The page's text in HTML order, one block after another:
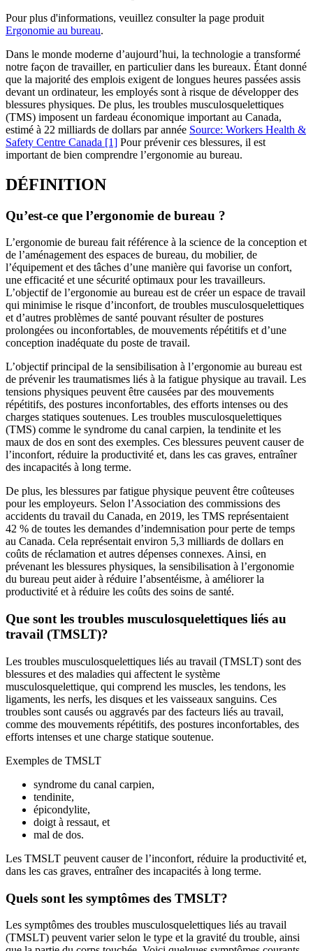
Pour plus d'informations, veuillez consulter la page produit
Ergonomie au bureau.
Dans le monde moderne d’aujourd’hui, la technologie a transformé
notre façon de travailler, en particulier dans les bureaux. Étant donné
que la majorité des emplois exigent de longues heures passées assis
devant un ordinateur, les employés sont à risque de développer des
blessures physiques. De plus, les troubles musculosquelettiques
(TMS) imposent un fardeau économique important au Canada,
estimé à 22 milliards de dollars par année Source: Workers Health &
Safety Centre Canada [1] Pour prévenir ces blessures, il est
important de bien comprendre l’ergonomie au bureau.
DÉFINITION
Qu’est-ce que l’ergonomie de bureau ?
L’ergonomie de bureau fait référence à la science de la conception et
de l’aménagement des espaces de bureau, du mobilier, de
l’équipement et des tâches d’une manière qui favorise un confort,
une efficacité et une sécurité optimaux pour les travailleurs.
L’objectif de l’ergonomie au bureau est de créer un espace de travail
qui minimise le risque d’inconfort, de troubles musculosquelettiques
et d’autres problèmes de santé pouvant résulter de postures
prolongées ou inconfortables, de mouvements répétitifs et d’une
conception inadéquate du poste de travail.
L’objectif principal de la sensibilisation à l’ergonomie au bureau est
de prévenir les traumatismes liés à la fatigue physique au travail. Les
tensions physiques peuvent être causées par des mouvements
répétitifs, des postures inconfortables, des efforts intenses ou des
charges statiques soutenues. Les troubles musculosquelettiques
(TMS) comme le syndrome du canal carpien, la tendinite et les
maux de dos en sont des exemples. Ces blessures peuvent causer de
l’inconfort, réduire la productivité et, dans les cas graves, entraîner
des incapacités à long terme.
De plus, les blessures par fatigue physique peuvent être coûteuses
pour les employeurs. Selon l’Association des commissions des
accidents du travail du Canada, en 2019, les TMS représentaient
42 % de toutes les demandes d’indemnisation pour perte de temps
au Canada. Cela représentait environ 5,3 milliards de dollars en
coûts de réclamation et autres dépenses connexes. Ainsi, en
prévenant les blessures physiques, la sensibilisation à l’ergonomie
du bureau peut aider à réduire l’absentéisme, à améliorer la
productivité et à réduire les coûts des soins de santé.
Que sont les troubles musculosquelettiques liés au
travail (TMSLT)?
Les troubles musculosquelettiques liés au travail (TMSLT) sont des
blessures et des maladies qui affectent le système
musculosquelettique, qui comprend les muscles, les tendons, les
ligaments, les nerfs, les disques et les vaisseaux sanguins. Ces
troubles sont causés ou aggravés par des facteurs liés au travail,
comme des mouvements répétitifs, des postures inconfortables, des
efforts intenses et une charge statique soutenue.
Exemples de TMSLT
syndrome du canal carpien,
tendinite,
épicondylite,
doigt à ressaut, et
mal de dos.
Les TMSLT peuvent causer de l’inconfort, réduire la productivité et,
dans les cas graves, entraîner des incapacités à long terme.
Quels sont les symptômes des TMSLT?
Les symptômes des troubles musculosquelettiques liés au travail
(TMSLT) peuvent varier selon le type et la gravité du trouble, ainsi